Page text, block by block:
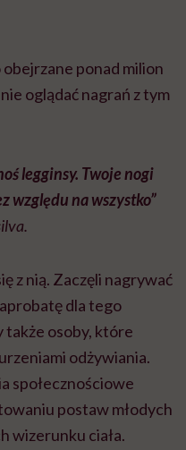
obejrzane ponad milion
oglądać nagrań z tym
legginsy. Twoje nogi
względu na wszystko”
z nią. Zaczęli nagrywać
dla tego
także osoby, które
odżywiania.
społecznościowe
postaw młodych
wizerunku ciała.